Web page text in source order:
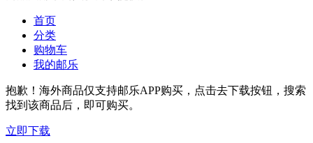
首页
分类
购物车
我的邮乐
抱歉！海外商品仅支持邮乐APP购买，点击去下载按钮，搜索
找到该商品后，即可购买。
立即下载